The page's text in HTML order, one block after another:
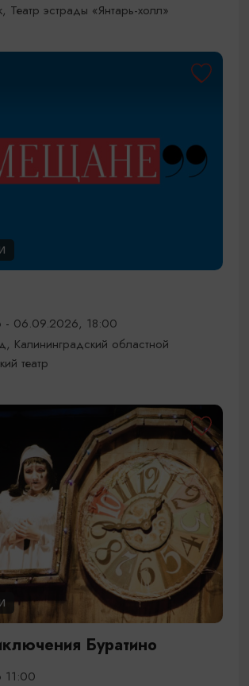
Театр эстрады «Янтарь-холл»
- 06.09.2026, 18:00
Калининградский областной
театр
Буратино
11:00